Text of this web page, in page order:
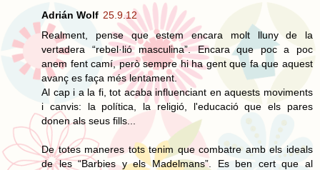
Adrián Wolf 25.9.12
Realment, pense que estem encara molt lluny de la
vertadera “rebel·lió masculina”. Encara que poc a poc
anem fent camí, però sempre hi ha gent que fa que aquest
avanç es faça més lentament.
Al cap i a la fi, tot acaba influenciant en aquests moviments
i canvis: la política, la religió, l'educació que els pares
donen als seus fills...
De totes maneres tots tenim que combatre amb els ideals
de les “Barbies y els Madelmans”. Es ben cert que al